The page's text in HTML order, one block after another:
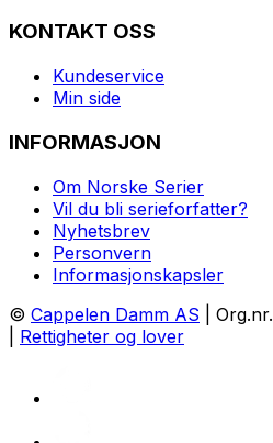
KONTAKT OSS
Kundeservice
Min side
INFORMASJON
Om Norske Serier
Vil du bli serieforfatter?
Nyhetsbrev
Personvern
Informasjonskapsler
© Cappelen Damm AS |
Rettigheter og lover